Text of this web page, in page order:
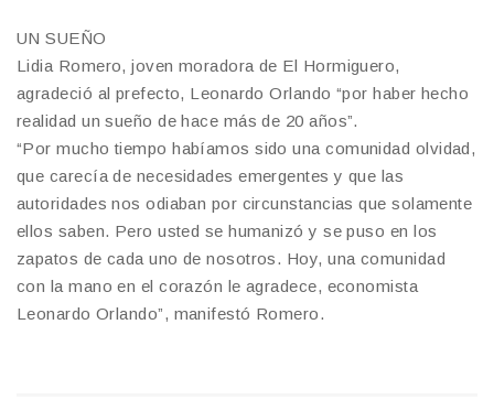
UN SUEÑO
Lidia Romero, joven moradora de El Hormiguero,
agradeció al prefecto, Leonardo Orlando “por haber hecho
realidad un sueño de hace más de 20 años”.
“Por mucho tiempo habíamos sido una comunidad olvidad,
que carecía de necesidades emergentes y que las
autoridades nos odiaban por circunstancias que solamente
ellos saben. Pero usted se humanizó y se puso en los
zapatos de cada uno de nosotros. Hoy, una comunidad
con la mano en el corazón le agradece, economista
Leonardo Orlando”, manifestó Romero.